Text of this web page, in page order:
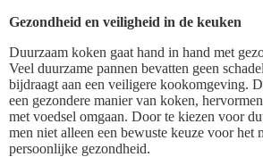
Gezondheid en veiligheid in de keuken
Duurzaam koken gaat hand in hand met
Veel duurzame pannen bevatten geen
bijdraagt aan een veiligere kookomgeving.
een gezondere manier van koken,
met voedsel omgaan. Door te kiezen voor
men niet alleen een bewuste keuze voor het
persoonlijke gezondheid.